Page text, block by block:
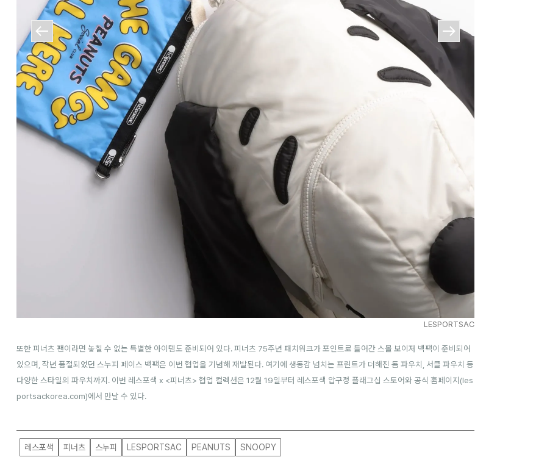
LESPORTSAC
또한 피너츠 팬이라면 놓칠 수 없는 특별한 아이템도 준비되어 있다. 피너츠 75주년 패치워크가 포인트로 들어간 스몰 보이저 백팩이 준비되어
있으며, 작년 품절되었던 스누피 페이스 백팩은 이번 협업을 기념해 재발된다. 여기에 생동감 넘치는 프린트가 더해진 돔 파우치, 서클 파우치 등
다양한 스타일의 파우치까지. 이번 레스포색 x <피너츠> 협업 컬렉션은 12월 19일부터 레스포색 압구정 플래그십 스토어와 공식 홈페이지(les
portsackorea.com)에서 만날 수 있다.
레스포색 피너츠 스누피 LESPORTSAC PEANUTS SNOOPY